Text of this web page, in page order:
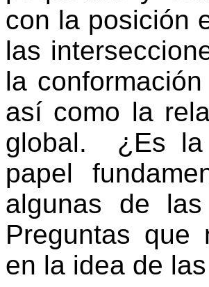
con la posición
las
la
así como la
global.
¿Es
papel
algunas de
Preguntas que
en la idea de